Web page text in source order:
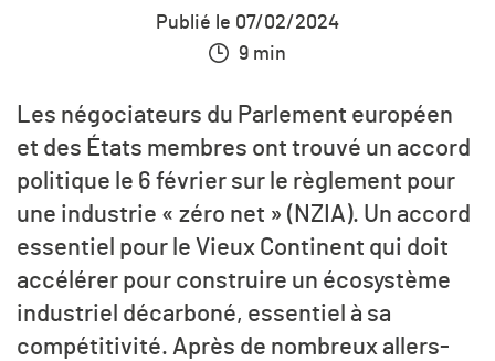
Publié le 07/02/2024
9 min
Les négociateurs du Parlement européen
et des États membres ont trouvé un accord
politique le 6 février sur le règlement pour
une industrie « zéro net » (NZIA). Un accord
essentiel pour le Vieux Continent qui doit
accélérer pour construire un écosystème
industriel décarboné, essentiel à sa
compétitivité. Après de nombreux allers-